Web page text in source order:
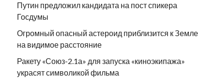
Путин предложил кандидата на пост спикера
Госдумы
Огромный опасный астероид приблизится к Земле
на видимое расстояние
Ракету «Союз-2.1а» для запуска «киноэкипажа»
украсят символикой фильма